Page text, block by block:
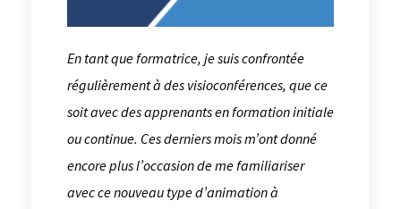
En tant que formatrice, je suis confrontée
régulièrement à des visioconférences, que ce
soit avec des apprenants en formation initiale
ou continue. Ces derniers mois m’ont donné
encore plus l’occasion de me familiariser
avec ce nouveau type d’animation à